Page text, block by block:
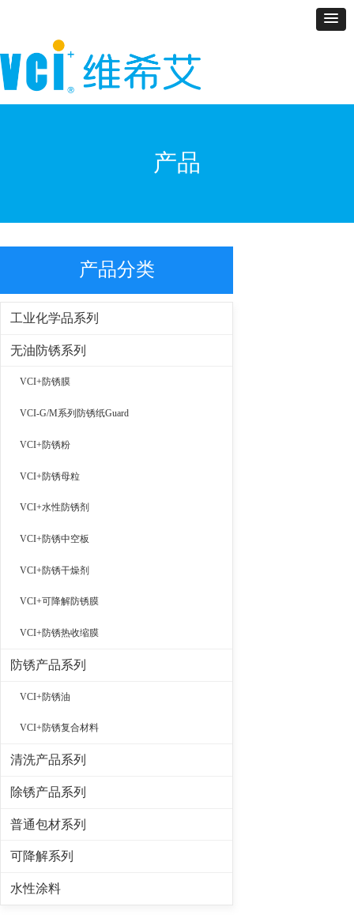
产品
产品分类
工业化学品系列
无油防锈系列
VCI+防锈膜
VCI-G/M系列防锈纸Guard
VCI+防锈粉
VCI+防锈母粒
VCI+水性防锈剂
VCI+防锈中空板
VCI+防锈干燥剂
VCI+可降解防锈膜
VCI+防锈热收缩膜
防锈产品系列
VCI+防锈油
VCI+防锈复合材料
清洗产品系列
除锈产品系列
普通包材系列
可降解系列
水性涂料